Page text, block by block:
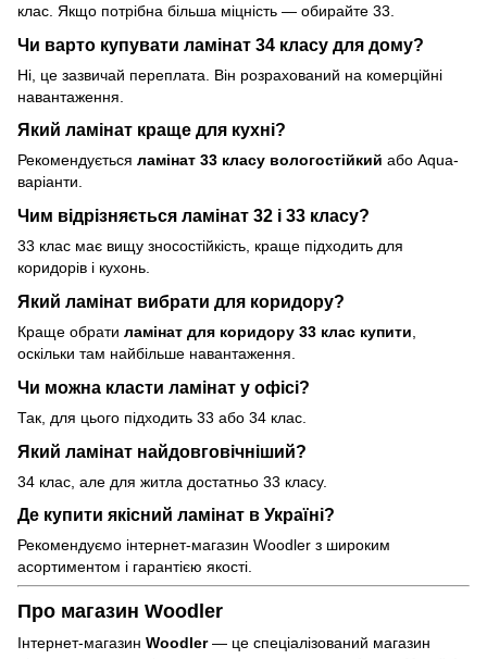
клас. Якщо потрібна більша міцність — обирайте 33.
Чи варто купувати ламінат 34 класу для дому?
Ні, це зазвичай переплата. Він розрахований на комерційні
навантаження.
Який ламінат краще для кухні?
Рекомендується ламінат 33 класу вологостійкий або Aqua-
варіанти.
Чим відрізняється ламінат 32 і 33 класу?
33 клас має вищу зносостійкість, краще підходить для
коридорів і кухонь.
Який ламінат вибрати для коридору?
Краще обрати ламінат для коридору 33 клас купити
оскільки там найбільше навантаження.
Чи можна класти ламінат у офісі?
Так, для цього підходить 33 або 34 клас.
Який ламінат найдовговічніший?
34 клас, але для житла достатньо 33 класу.
Де купити якісний ламінат в Україні?
Рекомендуємо інтернет-магазин Woodler з широким
асортиментом і гарантією якості.
Про магазин Woodler
Інтернет-магазин Woodler— це спеціалізований магазин